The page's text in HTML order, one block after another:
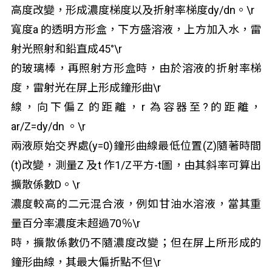
高度改變，形成濃度梯度以及折射率梯度dy/dn。\r
寬度a 的透明方形盒，下方盛溶液，上方加入水，雷
射光照射和鉛直成45°\r
的玻璃棒，再照射方形盒時，由於溶液的折射率梯
度，雷射光在屏上形成鐘形曲\r
線，向下偏Z 的距離，r 為容器至?的距離，
ar/Z=dy/dn 。\r
兩液原始交界處(y=0)鐘形曲線最低位置(Z)隨著時間
(t)改變，測量Z 及t 作1/Z平方-t圖，由其斜率可算出
擴散係數D。\r
濃度較高的二元混合液，例如甘油水溶液，當其重
量百分率濃度未超過70％\r
時，擴散係數仍不隨濃度改變；但在屏上所形成的
鐘形曲線，其最大偏折點不但\r